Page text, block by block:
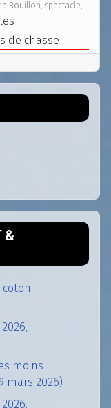
Bouillon, spectacle,
de chasse
&
moins
mars 2026)